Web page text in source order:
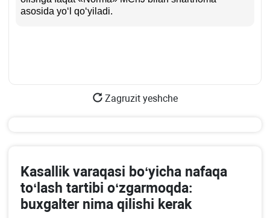
asosida yoʻl qoʻyiladi.
Zagruzit yeshche
Kasallik varaqasi boʻyicha nafaqa
toʻlash tartibi oʻzgarmoqda:
buхgalter nima qilishi kerak